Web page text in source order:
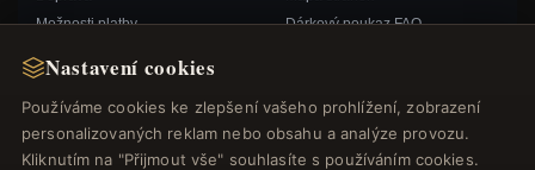
Nastavení cookies
Používáme cookies ke zlepšení vašeho prohlížení, zobrazení
personalizovaných reklam nebo obsahu a analýze provozu.
Kliknutím na "Přijmout vše" souhlasíte s používáním cookies.
Možnosti platby
Kontaktujte nás
Dárkový poukaz FAQ
RYCHLÉ ODKAZY SLEDUJTE NÁS